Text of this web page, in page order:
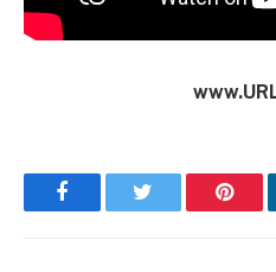
FacebookTwitter